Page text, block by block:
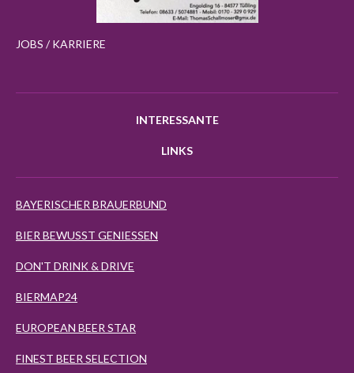
JOBS / KARRIERE
INTERESSANTE
LINKS
BAYERISCHER BRAUERBUND
BIER BEWUSST GENIESSEN
DON'T DRINK & DRIVE
BIERMAP24
EUROPEAN BEER STAR
FINEST BEER SELECTION